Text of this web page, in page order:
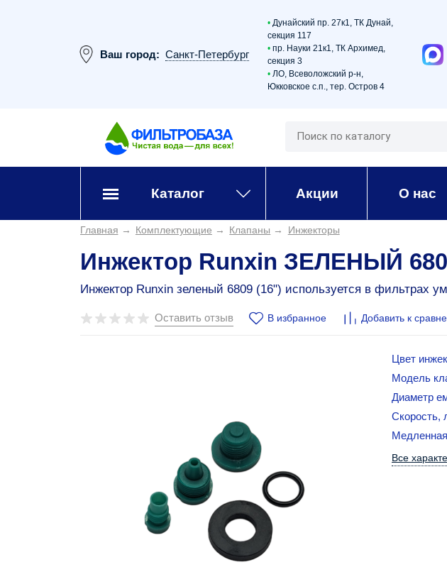
Ваш город: Санкт-Петербург
• Дунайский пр. 27к1, ТК Дунай,
секция 117
• пр. Науки 21к1, ТК Архимед,
секция 3
• ЛО, Всеволожский р-н,
Юкковское с.п., тер. Остров 4
Каталог Акции О нас
Главная → Комплектующие → Клапаны → Инжекторы
Инжектор Runxin ЗЕЛЕНЫЙ
Инжектор Runxin зеленый 6809 (16") используется в фильтрах
Оставить отзыв В избранное Добавить к
Цвет
Модель
Диаметр
Скорость,
Все